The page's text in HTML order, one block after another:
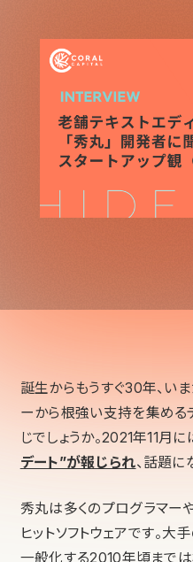
誕生からもうすぐ30年、い
ーから根強い支持を集める
じでしょうか。2021年11月に
デート”が報じられ、話題に
秀丸は多くのプログラマー
ヒットソフトウェアです。
一般化する2010年頃まで